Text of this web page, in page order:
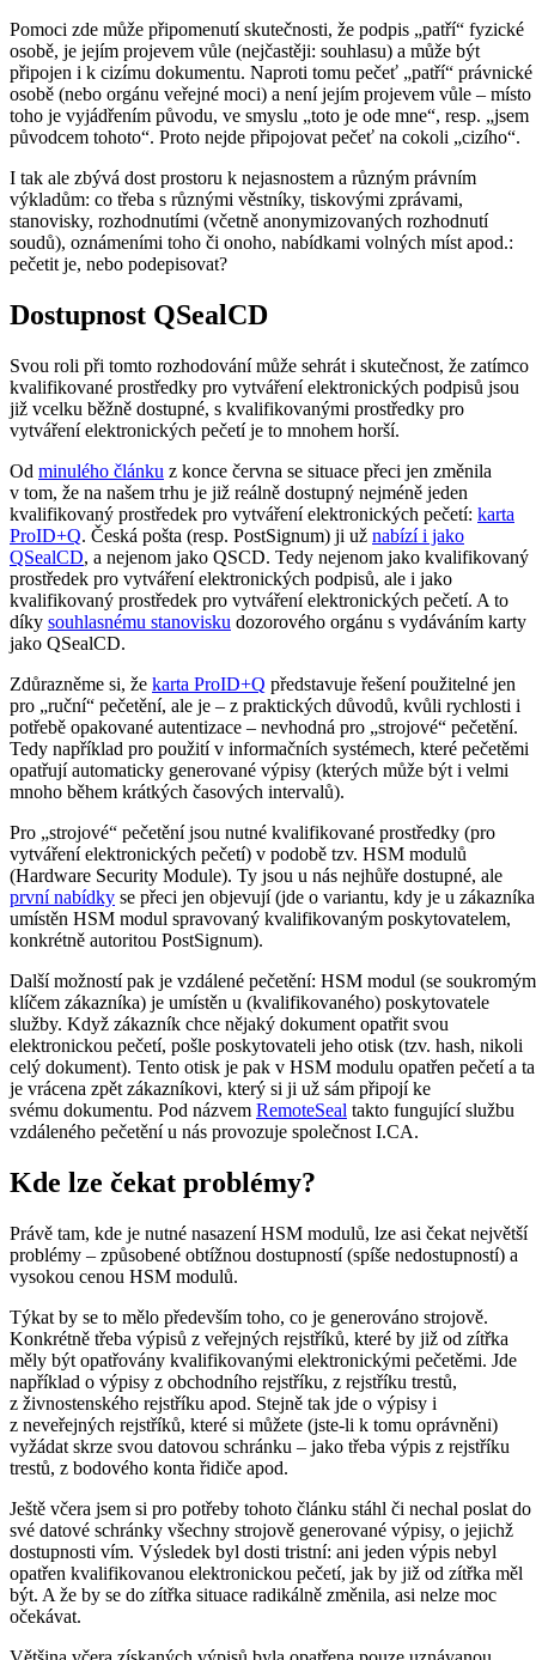
Pomoci zde může připomenutí skutečnosti, že podpis „patří“ fyzické
osobě, je jejím projevem vůle (nejčastěji: souhlasu) a může být
připojen i k cizímu dokumentu. Naproti tomu pečeť „patří“ právnické
osobě (nebo orgánu veřejné moci) a není jejím projevem vůle – místo
toho je vyjádřením původu, ve smyslu „toto je ode mne“, resp. „jsem
původcem tohoto“. Proto nejde připojovat pečeť na cokoli „cizího“.
I tak ale zbývá dost prostoru k nejasnostem a různým právním
výkladům: co třeba s různými věstníky, tiskovými zprávami,
stanovisky, rozhodnutími (včetně anonymizovaných rozhodnutí
soudů), oznámeními toho či onoho, nabídkami volných míst apod.:
pečetit je, nebo podepisovat?
Dostupnost QSealCD
Svou roli při tomto rozhodování může sehrát i skutečnost, že zatímco
kvalifikované prostředky pro vytváření elektronických podpisů jsou
již vcelku běžně dostupné, s kvalifikovanými prostředky pro
vytváření elektronických pečetí je to mnohem horší.
Od minulého článku z konce června se situace přeci jen změnila
v tom, že na našem trhu je již reálně dostupný nejméně jeden
kvalifikovaný prostředek pro vytváření elektronických pečetí: karta
ProID+Q. Česká pošta (resp. PostSignum) ji už nabízí i jako
QSealCD, a nejenom jako QSCD. Tedy nejenom jako kvalifikovaný
prostředek pro vytváření elektronických podpisů, ale i jako
kvalifikovaný prostředek pro vytváření elektronických pečetí. A to
díky souhlasnému stanovisku dozorového orgánu s vydáváním karty
jako QSealCD.
Zdůrazněme si, že karta ProID+Q představuje řešení použitelné jen
pro „ruční“ pečetění, ale je – z praktických důvodů, kvůli rychlosti i
potřebě opakované autentizace – nevhodná pro „strojové“ pečetění.
Tedy například pro použití v informačních systémech, které pečetěmi
opatřují automaticky generované výpisy (kterých může být i velmi
mnoho během krátkých časových intervalů).
Pro „strojové“ pečetění jsou nutné kvalifikované prostředky (pro
vytváření elektronických pečetí) v podobě tzv. HSM modulů
(Hardware Security Module). Ty jsou u nás nejhůře dostupné, ale
první nabídky se přeci jen objevují (jde o variantu, kdy je u zákazníka
umístěn HSM modul spravovaný kvalifikovaným poskytovatelem,
konkrétně autoritou PostSignum).
Další možností pak je vzdálené pečetění: HSM modul (se soukromým
klíčem zákazníka) je umístěn u (kvalifikovaného) poskytovatele
služby. Když zákazník chce nějaký dokument opatřit svou
elektronickou pečetí, pošle poskytovateli jeho otisk (tzv. hash, nikoli
celý dokument). Tento otisk je pak v HSM modulu opatřen pečetí a ta
je vrácena zpět zákazníkovi, který si ji už sám připojí ke
svému dokumentu. Pod názvem RemoteSeal takto fungující službu
vzdáleného pečetění u nás provozuje společnost I.CA.
Kde lze čekat problémy?
Právě tam, kde je nutné nasazení HSM modulů, lze asi čekat největší
problémy – způsobené obtížnou dostupností (spíše nedostupností) a
vysokou cenou HSM modulů.
Týkat by se to mělo především toho, co je generováno strojově.
Konkrétně třeba výpisů z veřejných rejstříků, které by již od zítřka
měly být opatřovány kvalifikovanými elektronickými pečetěmi. Jde
například o výpisy z obchodního rejstříku, z rejstříku trestů,
z živnostenského rejstříku apod. Stejně tak jde o výpisy i
z neveřejných rejstříků, které si můžete (jste-li k tomu oprávněni)
vyžádat skrze svou datovou schránku – jako třeba výpis z rejstříku
trestů, z bodového konta řidiče apod.
Ještě včera jsem si pro potřeby tohoto článku stáhl či nechal poslat do
své datové schránky všechny strojově generované výpisy, o jejichž
dostupnosti vím. Výsledek byl dosti tristní: ani jeden výpis nebyl
opatřen kvalifikovanou elektronickou pečetí, jak by již od zítřka měl
být. A že by se do zítřka situace radikálně změnila, asi nelze moc
očekávat.